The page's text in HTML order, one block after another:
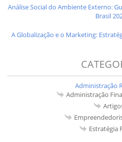
Análise Social do Ambiente Externo:
Brasil
A Globalização e o Marketing:
Administração
Administração
Estratégia